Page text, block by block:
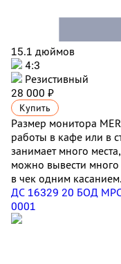
15.1 дюймов
4:3
Резистивный
28 000 ₽
Купить
Размер монитора
работы в кафе или в
занимает много
можно вывести много
в чек одним касанием.
ДС 16329 20 БОД
0001